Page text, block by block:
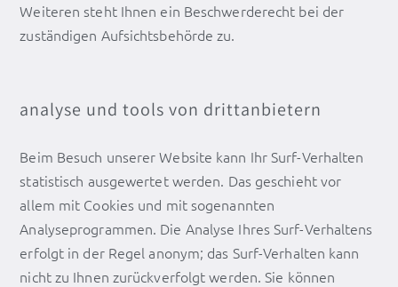
Weiteren steht Ihnen ein Beschwerderecht bei der
zuständigen Aufsichtsbehörde zu.
analyse und tools von drittanbietern
Beim Besuch unserer Website kann Ihr Surf-Verhalten
statistisch ausgewertet werden. Das geschieht vor
allem mit Cookies und mit sogenannten
Analyseprogrammen. Die Analyse Ihres Surf-Verhaltens
erfolgt in der Regel anonym; das Surf-Verhalten kann
nicht zu Ihnen zurückverfolgt werden. Sie können